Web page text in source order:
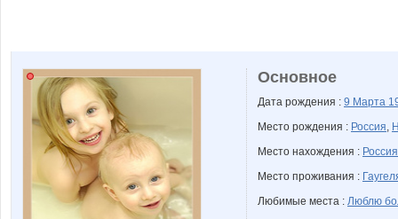
Основное
Дата рождения : 9 Марта
Место рождения : Россия,
Место нахождения : Россия
Место проживания :
Любимые места : Люблю